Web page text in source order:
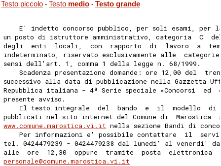
Testo piccolo - Testo medio - Testo grande
E' indetto concorso pubblico, per soli esami, per
un posto di istruttore amministrativo, categoria  C
degli  enti  locali,  con  rapporto  di  lavoro  a
indeterminato, riservato esclusivamente alle
sensi dell'art. 1, comma 1 della legge n. 68/1999.
Scadenza presentazione domande: ore 12,00 del
successivo alla data di pubblicazione nella Gazzetta
Repubblica italiana - 4ª Serie speciale «Concorsi  ed
presente avviso.
Il testo integrale  del  bando  e  il  modello  di
pubblicati nel sito internet del Comune di
www.comune.marostica.vi.it nella sezione Bandi di
Per informazioni e' possibile contattare  il
tel. 0424479239 - 0424479238 dal lunedi' al venerdi'
alle  ore  12,30  oppure  tramite  posta
personale@comune.marostica.vi.it